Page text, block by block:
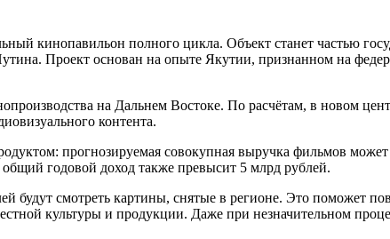
кинопавильон полного цикла. Объект станет частью
Проект основан на опыте Якутии, признанном на
на Дальнем Востоке. По расчётам, в новом
контента.
прогнозируемая совокупная выручка фильмов
годовой доход также превысит 5 млрд рублей.
смотреть картины, снятые в регионе. Это поможет
культуры и продукции. Даже при незначительном